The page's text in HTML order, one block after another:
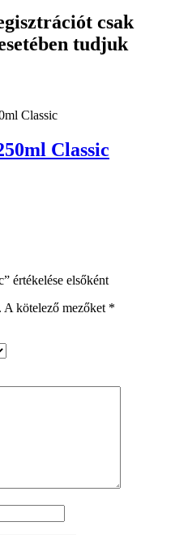
csak
tudjuk
Classic
Classic
értékelése elsőként
A kötelező mezőket *